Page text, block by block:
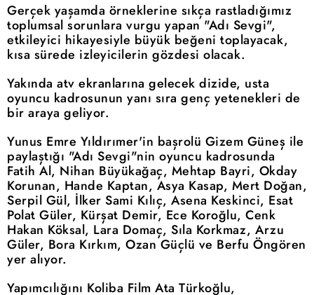
Gerçek yaşamda örneklerine sıkça rastladığımız
toplumsal sorunlara vurgu yapan "Adı Sevgi",
etkileyici hikayesiyle büyük beğeni toplayacak,
kısa sürede izleyicilerin gözdesi olacak.
Yakında atv ekranlarına gelecek dizide, usta
oyuncu kadrosunun yanı sıra genç yetenekleri de
bir araya geliyor.
Yunus Emre Yıldırımer'in başrolü Gizem Güneş ile
paylaştığı "Adı Sevgi"nin oyuncu kadrosunda
Fatih Al, Nihan Büyükağaç, Mehtap Bayri, Okday
Korunan, Hande Kaptan, Asya Kasap, Mert Doğan,
Serpil Gül, İlker Sami Kılıç, Asena Keskinci, Esat
Polat Güler, Kürşat Demir, Ece Koroğlu, Cenk
Hakan Köksal, Lara Domaç, Sıla Korkmaz, Arzu
Güler, Bora Kırkım, Ozan Güçlü ve Berfu Öngören
yer alıyor.
Yapımcılığını Koliba Film Ata Türkoğlu,